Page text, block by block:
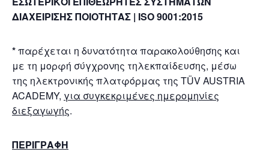
ΔΙΑΧΕΙΡΙΣΗΣ ΠΟΙΟΤΗΤΑΣ | ISO9001:2015
*παρέχεται η δυνατότητα παρακολούθησης και
με τη μορφή σύγχρονης τηλεκπαίδευσης, μέσω
της ηλεκτρονικής πλατφόρμας της TÜV AUSTRIA
ACADEMY, για συγκεκριμένες ημερομηνίες
διεξαγωγής.
ΠΕΡΙΓΡΑΦΗ